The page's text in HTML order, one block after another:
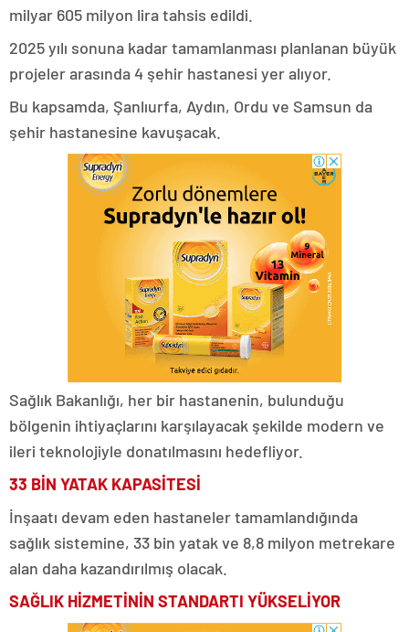
milyar 605 milyon lira tahsis edildi.
2025 yılı sonuna kadar tamamlanması planlanan büyük
projeler arasında 4 şehir hastanesi yer alıyor.
Bu kapsamda, Şanlıurfa, Aydın, Ordu ve Samsun da
şehir hastanesine kavuşacak.
Sağlık Bakanlığı, her bir hastanenin, bulunduğu
bölgenin ihtiyaçlarını karşılayacak şekilde modern ve
ileri teknolojiyle donatılmasını hedefliyor.
33 BİN YATAK KAPASİTESİ
İnşaatı devam eden hastaneler tamamlandığında
sağlık sistemine, 33 bin yatak ve 8,8 milyon metrekare
alan daha kazandırılmış olacak.
SAĞLIK HİZMETİNİN STANDARTI YÜKSELİYOR